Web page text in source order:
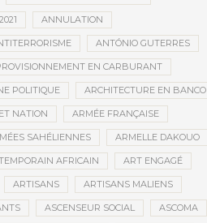
ANNULATION
ANTÓNIO GUTERRES
EN CARBURANT
POLITIQUE ARCHITECTURE EN BANCO
NATION ARMÉE FRANÇAISE
SAHÉLIENNES ARMELLE DAKOUO
AFRICAIN ART ENGAGÉ
ARTISANS ARTISANS MALIENS
ASCENSEUR SOCIAL ASCOMA